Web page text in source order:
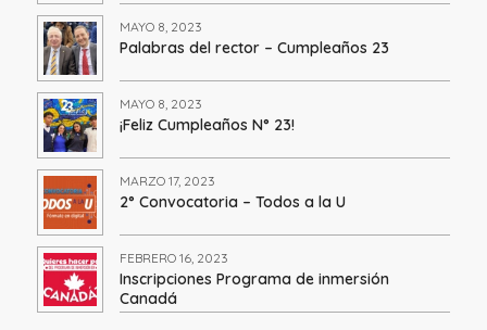
MAYO 8, 2023
Palabras del rector – Cumpleaños 23
MAYO 8, 2023
¡Feliz Cumpleaños N° 23!
MARZO 17, 2023
2° Convocatoria – Todos a la U
FEBRERO 16, 2023
Inscripciones Programa de inmersión
Canadá